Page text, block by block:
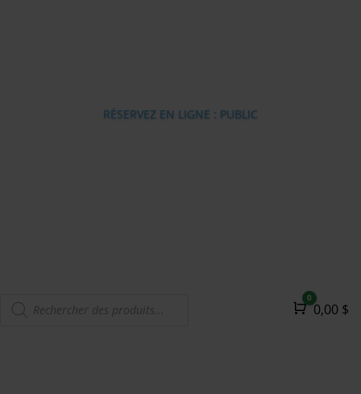
RÉSERVEZ EN LIGNE : PUBLIC
de Panier
0
0,00 $